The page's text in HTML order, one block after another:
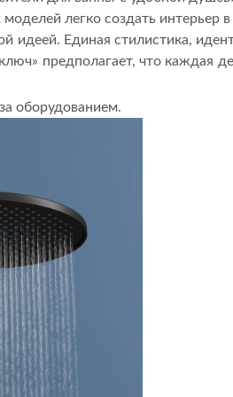
легко создать интерьер
идеей. Единая стилистика,
предполагает, что каждая
оборудованием.